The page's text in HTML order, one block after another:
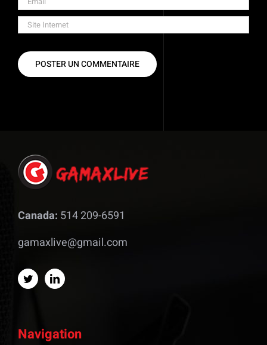
Canada: 514 209-6591
gamaxlive@gmail.com
Navigation